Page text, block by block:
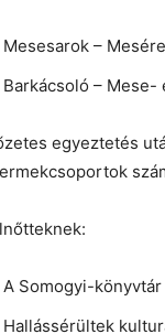
Mesesarok –
Barkácsoló –
egyeztetés
A Somogyi-
Hallássérültek